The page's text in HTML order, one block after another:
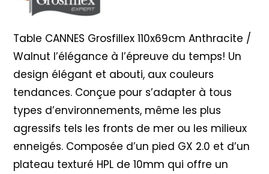
Table CANNES Grosfillex 110x69cm Anthracite /
Walnut l’élégance à l’épreuve du temps! Un
design élégant et abouti, aux couleurs
tendances. Conçue pour s’adapter à tous
types d’environnements, même les plus
agressifs tels les fronts de mer ou les milieux
enneigés. Composée d’un pied GX 2.0 et d’un
plateau texturé HPL de 10mm qui offre un